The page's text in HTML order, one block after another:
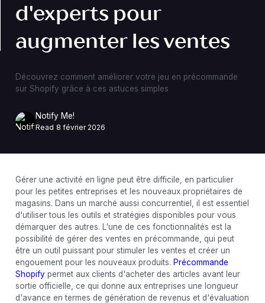
d'experts pour
augmenter les ventes
Découvrez comment améliorer votre jeu en précommande
sur Shopify grâce à ces astuces simples
Notify Me!
Read 8 février 2026
Gérer une activité en ligne peut être difficile, en particulier
pour les petites entreprises et les nouveaux propriétaires de
magasins. Dans un marché aussi concurrentiel, il est essentiel
d'utiliser tous les outils et stratégies disponibles pour vous
démarquer des autres. L'une de ces fonctionnalités est la
possibilité de gérer des ventes en précommande, qui peut
être un outil puissant pour stimuler les ventes et créer un
engouement pour les nouveaux produits. Précommande
Shopifypermet aux clients d'acheter des articles avant leur
sortie officielle, ce qui donne aux entreprises une longueur
d'avance en termes de génération de revenus et d'évaluation